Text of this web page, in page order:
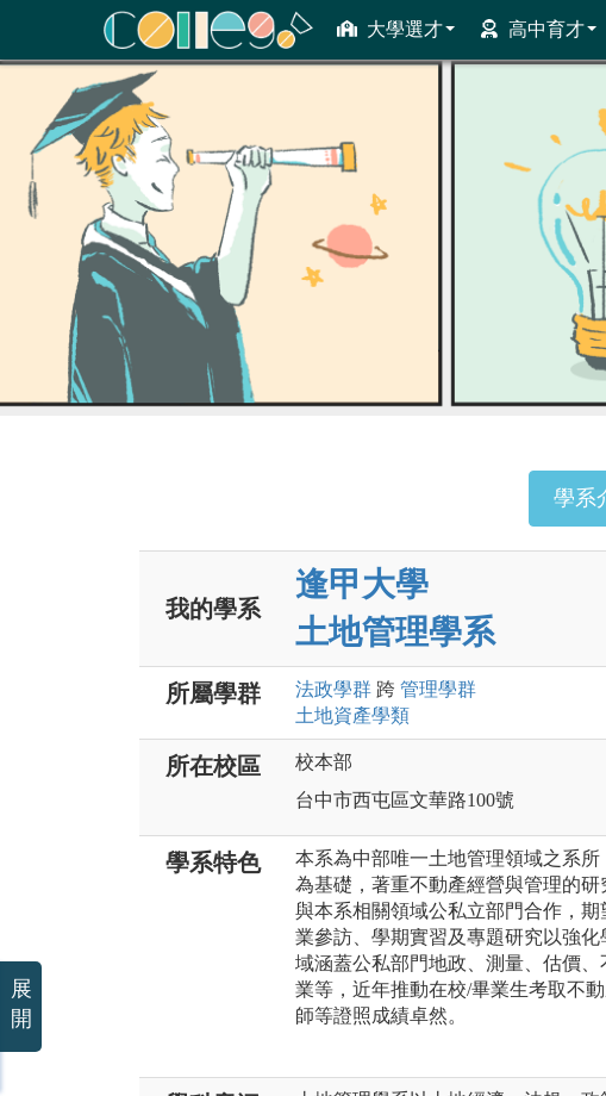
大學選才 高中育才
ColleGo! 大學選才與高中育才輔助系統
學系
我的學系
逢甲大學
土地管理學系
所屬學群 法政學群 跨 管理學群
土地資產學類
所在校區
校本部
台中市西屯區文華路100號
學系特色
本系為中部唯一土地管理領域之系
為基礎，著重不動產經營與管理的
與本系相關領域公私立部門合作，
業參訪、學期實習及專題研究以強
域涵蓋公私部門地政、測量、估價
業等，近年推動在校/畢業生考取不
師等證照成績卓然。
展
開